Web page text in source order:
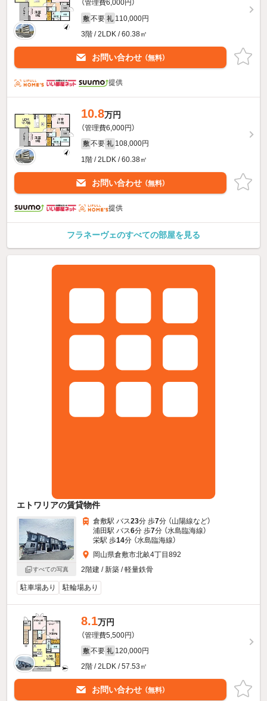
（管理費6,000円）
敷 不要 礼 110,000円
3階 / 2LDK / 60.38㎡
お問い合わせ （無料）
提供
10.8万円
（管理費6,000円）
敷 不要 礼 108,000円
1階 / 2LDK / 60.38㎡
お問い合わせ （無料）
提供
フラネーヴェのすべての部屋を見る
エトワリアの賃貸物件
すべての写真
倉敷駅 バス23分 歩7分 （山陽線など）
浦田駅 バス6分 歩7分 （水島臨海線）
栄駅 歩14分 （水島臨海線）
岡山県倉敷市北畝4丁目892
2階建 / 新築 / 軽量鉄骨
駐車場あり 駐輪場あり
8.1万円
（管理費5,500円）
敷 不要 礼 120,000円
2階 / 2LDK / 57.53㎡
お問い合わせ （無料）